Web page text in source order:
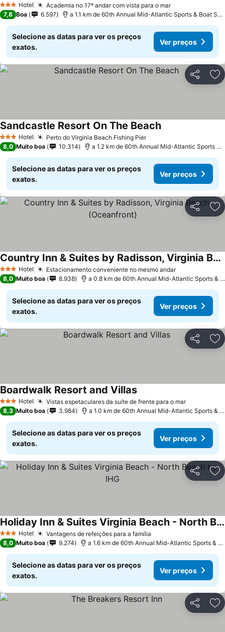
3 EstrelasHotel Academia no 17º andar com vista para o mar
7,8 Boa 6.597 a 1.1 km de 60th Annual Mid-Atlantic Sports & Boat Show
Selecione as datas para ver os preços
exatos.
Ver preços
Partilhar
3 EstrelasHotel Perto do Virginia Beach Fishing Pier
Sandcastle Resort On The Beach
8,0 Muito boa 10.314 a 1.2 km de 60th Annual Mid-Atlantic Sports & Boat Show
Selecione as datas para ver os preços
exatos.
Ver preços
Partilhar
3 EstrelasHotel Estacionamento conveniente no mesmo andar
Country Inn & Suites by Radisson, Virginia Beach (Oceanfront)
8,0 Muito boa 8.938 a 0.8 km de 60th Annual Mid-Atlantic Sports & Boat Show
Selecione as datas para ver os preços
exatos.
Ver preços
Partilhar
3 EstrelasHotel Vistas espetaculares da suíte de frente para o mar
Boardwalk Resort and Villas
8,3 Muito boa 3.984 a 1.0 km de 60th Annual Mid-Atlantic Sports & Boat Show
Selecione as datas para ver os preços
exatos.
Ver preços
Partilhar
3 EstrelasHotel Vantagens de refeições para a família
Holiday Inn & Suites Virginia Beach - North Beach by IHG
8,0 Muito boa 9.274 a 1.6 km de 60th Annual Mid-Atlantic Sports & Boat Show
Selecione as datas para ver os preços
exatos.
Ver preços
Partilhar